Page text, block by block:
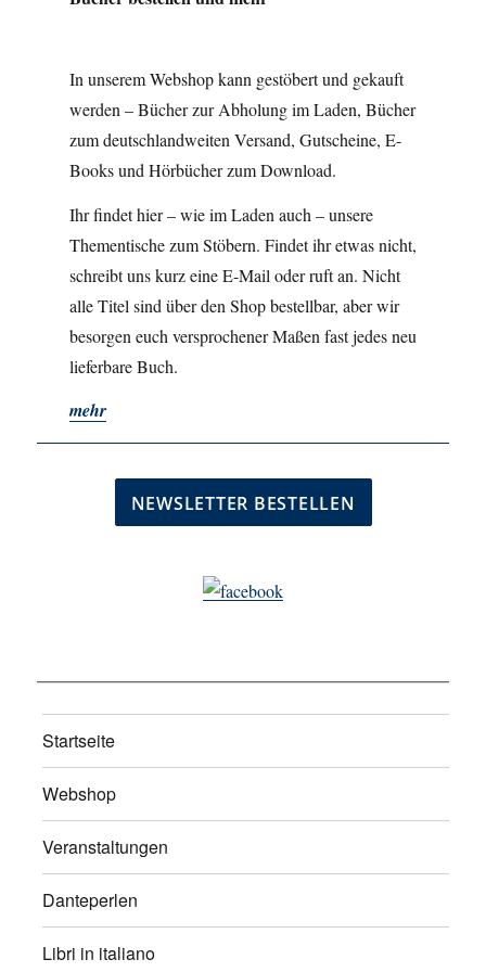
In unserem Webshop kann gestöbert und gekauft
werden – Bücher zur Abholung im Laden, Bücher
zum deutschlandweiten Versand, Gutscheine, E-
Books und Hörbücher zum Download.
Ihr findet hier – wie im Laden auch – unsere
Thementische zum Stöbern. Findet ihr etwas nicht,
schreibt uns kurz eine E-Mail oder ruft an. Nicht
alle Titel sind über den Shop bestellbar, aber wir
besorgen euch versprochener Maßen fast jedes neu
lieferbare Buch.
mehr
Startseite
Webshop
Veranstaltungen
Danteperlen
Libri in italiano